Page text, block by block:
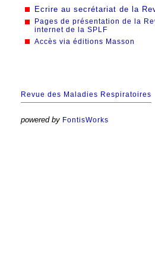
Ecrire au secrétariat de la
Pages de présentation de la
internet de la SPLF
Accès via éditions Masson
Revue des Maladies Respiratoires
powered by FontisWorks